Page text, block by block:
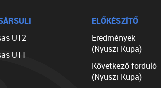
U12
U11
ELŐKÉSZÍTŐ
Eredmények
(Nyuszi Kupa)
Következő forduló
(Nyuszi Kupa)